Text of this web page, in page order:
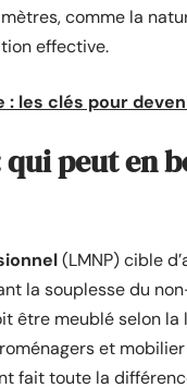
comme la
effective.
les clés pour
peut en
(LMNP) cible
la souplesse du
être meublé selon
et
fait toute la